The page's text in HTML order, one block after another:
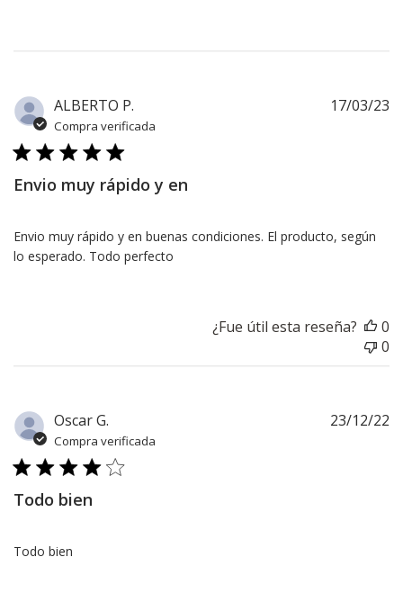
ALBERTO P.
Compra verificada
Envio muy rápido y en
Envio muy rápido y en buenas condiciones. El producto, según
lo esperado. Todo perfecto
17/03/23
¿Fue útil esta reseña?
0
0
Oscar G.
Compra verificada
Todo bien
Todo bien
23/12/22